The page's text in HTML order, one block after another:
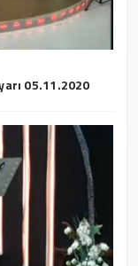
05.11.2020